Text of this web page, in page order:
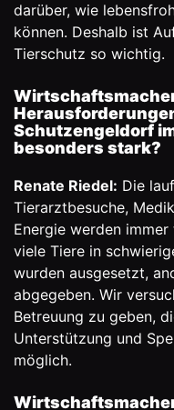
darüber, wie
können. Deshalb ist
Tierschutz so wichtig.
Schutzengeldorf
besonders stark?
Renate Riedel: Die
Tierarztbesuche,
Energie werden
viele Tiere in
wurden ausgesetzt,
abgegeben. Wir
Betreuung zu geben,
Unterstützung und
möglich.